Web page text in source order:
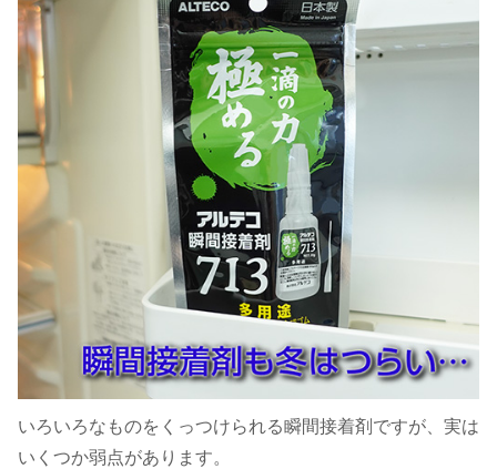
いろいろなものをくっつけられる瞬間接着剤ですが、実は
いくつか弱点があります。